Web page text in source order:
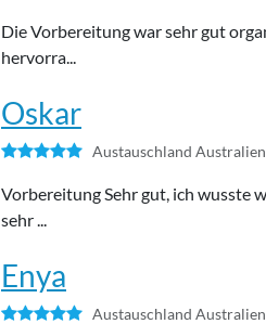
Die Vorbereitung war sehr gut
hervorra...
Oskar
Austauschland Australien
Vorbereitung Sehr gut, ich wusste
sehr ...
Enya
Austauschland Australien